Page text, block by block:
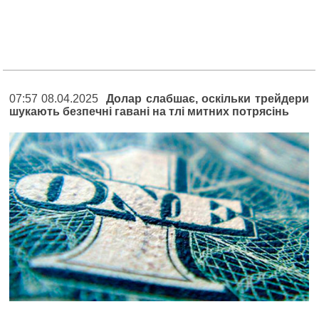
07:57 08.04.2025Долар слабшає, оскільки трейдери
шукають безпечні гавані на тлі митних потрясінь